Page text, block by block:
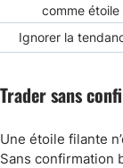
comme étoile
Ignorer la
Trader sans
Une étoile filante
Sans confirmation